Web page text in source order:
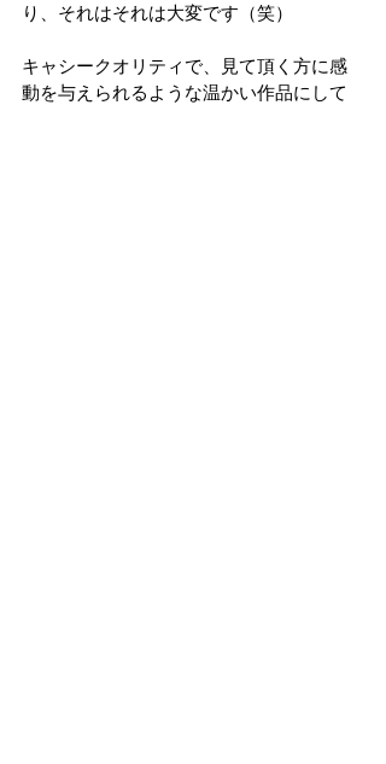
り、それはそれは大変です（笑）
キャシークオリティで、見て頂く方に感
動を与えられるような温かい作品にして